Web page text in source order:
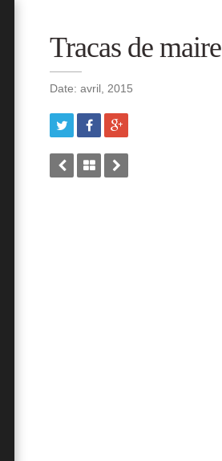
Tracas de maire
Date: avril, 2015